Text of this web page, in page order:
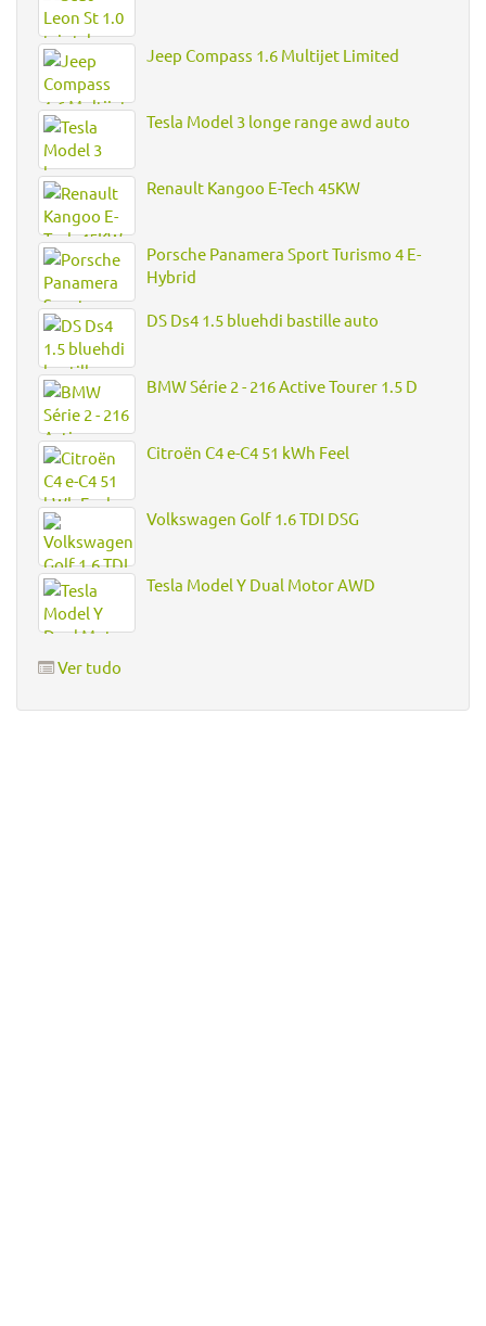
Jeep Compass 1.6 Multijet Limited
Tesla Model 3 longe range awd auto
Renault Kangoo E-Tech 45KW
Porsche Panamera Sport Turismo 4 E-
Hybrid
DS Ds4 1.5 bluehdi bastille auto
BMW Série 2 - 216 Active Tourer 1.5 D
Citroën C4 e-C4 51 kWh Feel
Volkswagen Golf 1.6 TDI DSG
Tesla Model Y Dual Motor AWD
Ver tudo